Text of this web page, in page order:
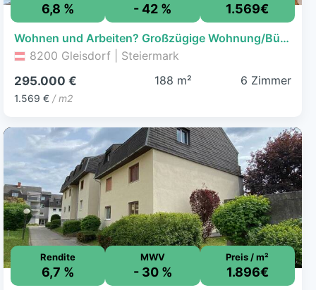
6,8 % - 42 % 1.569€
Wohnen und Arbeiten? Großzügige Wohnung/Büro mit Dachterrasse nahe Gleisdorf.
8200 Gleisdorf | Steiermark
295.000 €
1.569 € / m2
188 m² 6 Zimmer
Rendite
6,7 %
MWV
- 30 %
Preis / m²
1.896€